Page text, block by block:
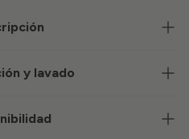
y lavado